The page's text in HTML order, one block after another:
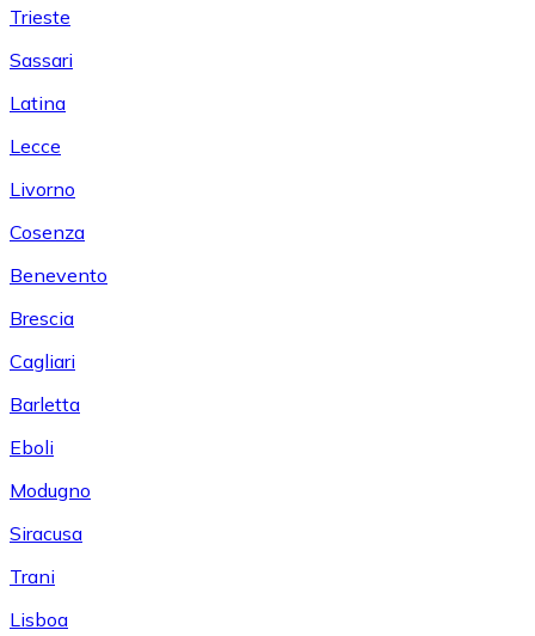
Trieste
Sassari
Latina
Lecce
Livorno
Cosenza
Benevento
Brescia
Cagliari
Barletta
Eboli
Modugno
Siracusa
Trani
Lisboa